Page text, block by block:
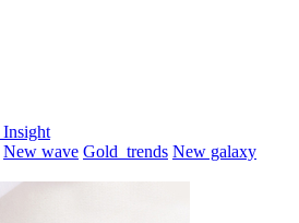
Insight
New wave Gold_trends New galaxy